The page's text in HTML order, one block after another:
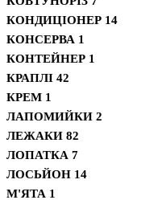
КОНДИЦІОНЕР 14
КОНСЕРВА 1
КОНТЕЙНЕР 1
КРАПЛІ 42
КРЕМ 1
ЛАПОМИЙКИ 2
ЛЕЖАКИ 82
ЛОПАТКА 7
ЛОСЬЙОН 14
М'ЯТА 1